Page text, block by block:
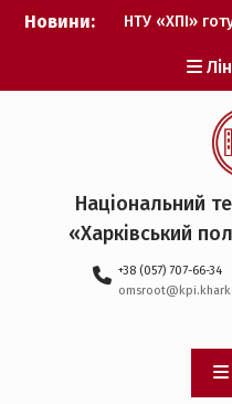
Перейти
Новини:
НТУ «ХПІ»
Музичні
фестиваль
рута – 2027»
ХПІ уклав
партнерство
технологій
Збройних Сил
участю ХПІ
перспективи
іспанського
Національний
«Харківський
+38 (057) 707-66-34